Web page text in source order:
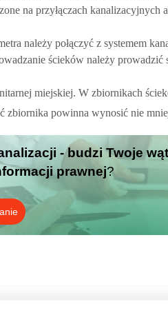
na przyłączach kanalizacyjnych
należy połączyć z systemem
ścieków należy prowadzić
miejskiej. W zbiornikach
zbiornika powinna wynosić nie
- budzi Twoje
prawnej?